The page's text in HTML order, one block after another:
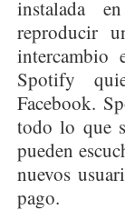
instalada
reproducir
intercambio
Spotify
Facebook.
todo lo que
pueden
nuevos
pago.